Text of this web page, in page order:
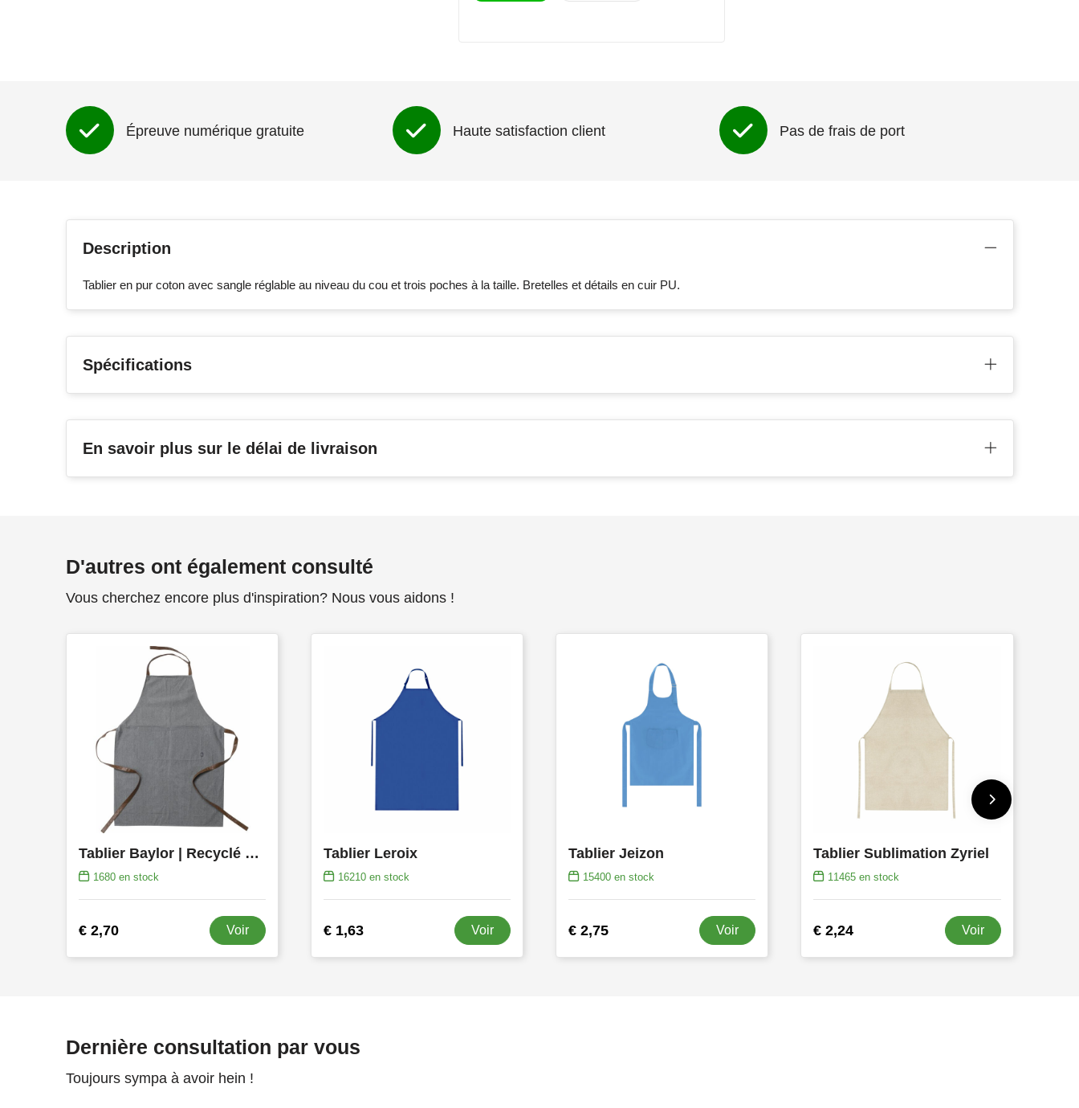
Épreuve numérique gratuite Haute satisfaction client Pas de frais de port
Description
Tablier en pur coton avec sangle réglable au niveau du cou et trois poches à la taille. Bretelles et détails en cuir PU.
Spécifications
En savoir plus sur le délai de livraison
D'autres ont également consulté
Vous cherchez encore plus d'inspiration? Nous vous aidons !
Tablier Baylor | Recyclé et coton | Bretelles réglables
1680en stock
€ 2,70 Voir
Tablier Leroix
16210en stock
€ 1,63 Voir
Tablier Jeizon
15400 en stock
€ 2,75 Voir
Tablier Sublimation Zyriel
11465 en stock
€ 2,24 Voir
Dernière consultation par vous
Toujours sympa à avoir hein !